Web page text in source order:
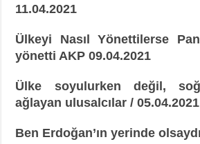
11.04.2021
Ülkeyi Nasıl Yönettilerse
yönetti AKP 09.04.2021
Ülke soyulurken değil,
ağlayan ulusalcılar / 05.04.2021
Ben Erdoğan’ın yerinde